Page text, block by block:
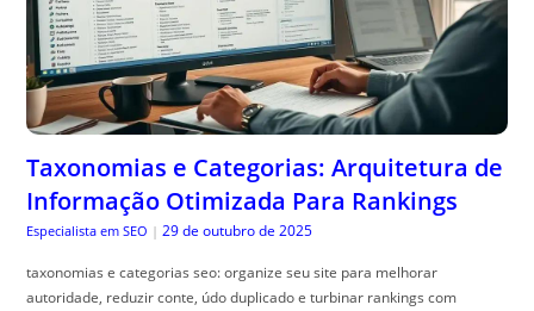
Taxonomias e Categorias: Arquitetura de
Informação Otimizada Para Rankings
Especialista em SEO | 29 de outubro de 2025
taxonomias e categorias seo: organize seu site para melhorar
autoridade, reduzir conte, údo duplicado e turbinar rankings com